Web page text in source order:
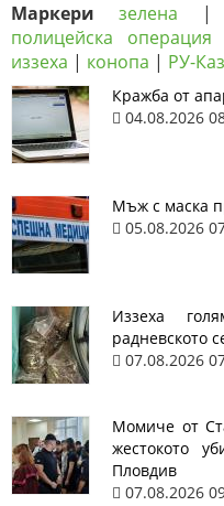
Маркери зелена |
полицейска операция
иззеха | конопа | РУ-
Кражба от
04.08.2026
Мъж с маска
05.08.2026
Иззеха
радневското
07.08.2026
Момиче от
жестокото
Пловдив
07.08.2026